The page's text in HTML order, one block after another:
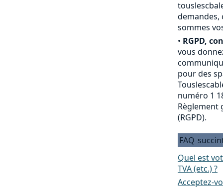
demandes,
sommes
• RGPD,
vous
pour des
numéro 1
Règlement
(RGPD).
FAQ
Quel est
TVA (etc.) ?
Acceptez-